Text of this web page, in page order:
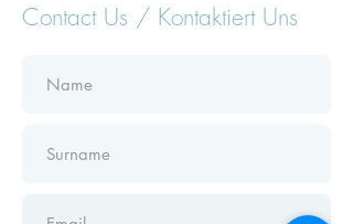
Contact Us / Kontaktiert Uns